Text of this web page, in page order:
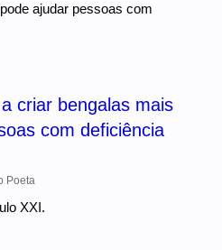
ajudar pessoas com
criar bengalas mais
com deficiência
Poeta
XXI.